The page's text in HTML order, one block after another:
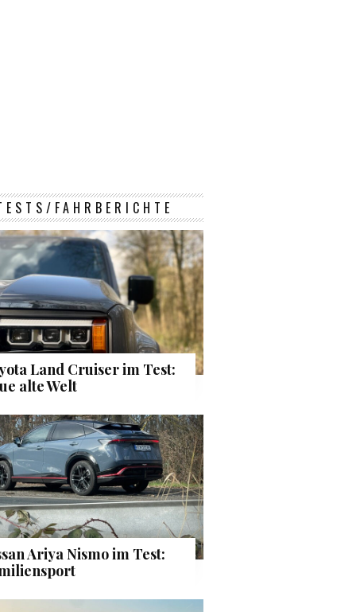
FAHRBERICHTE
Land Cruiser im Test:
alte Welt
Ariya Nismo im Test: